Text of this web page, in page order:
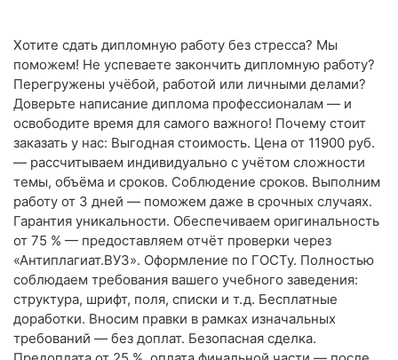
Хотите сдать дипломную работу без стресса? Мы
поможем! Не успеваете закончить дипломную работу?
Перегружены учёбой, работой или личными делами?
Доверьте написание диплома профессионалам — и
освободите время для самого важного! Почему стоит
заказать у нас: Выгодная стоимость. Цена от 11900 руб.
— рассчитываем индивидуально с учётом сложности
темы, объёма и сроков. Соблюдение сроков. Выполним
работу от 3 дней — поможем даже в срочных случаях.
Гарантия уникальности. Обеспечиваем оригинальность
от 75 % — предоставляем отчёт проверки через
«Антиплагиат.ВУЗ». Оформление по ГОСТу. Полностью
соблюдаем требования вашего учебного заведения:
структура, шрифт, поля, списки и т. д. Бесплатные
доработки. Вносим правки в рамках изначальных
требований — без доплат. Безопасная сделка.